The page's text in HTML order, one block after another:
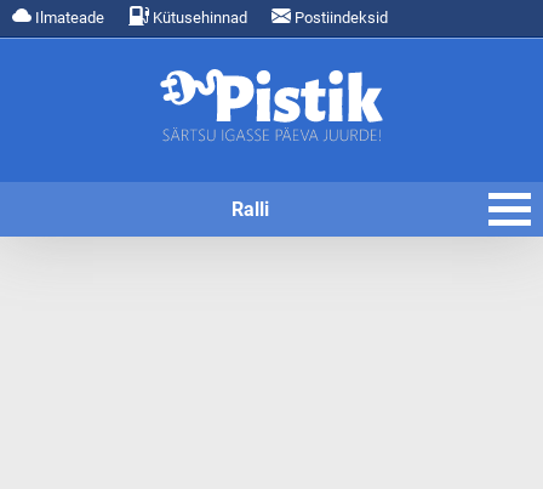
Ilmateade Kütusehinnad Postiindeksid
Ralli